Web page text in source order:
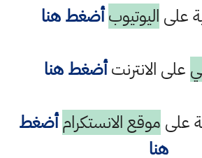
على اليوتيوب أضغط هنا
على الانترنتأضغط هنا
على موقع الانستكرام أضغط
هنا